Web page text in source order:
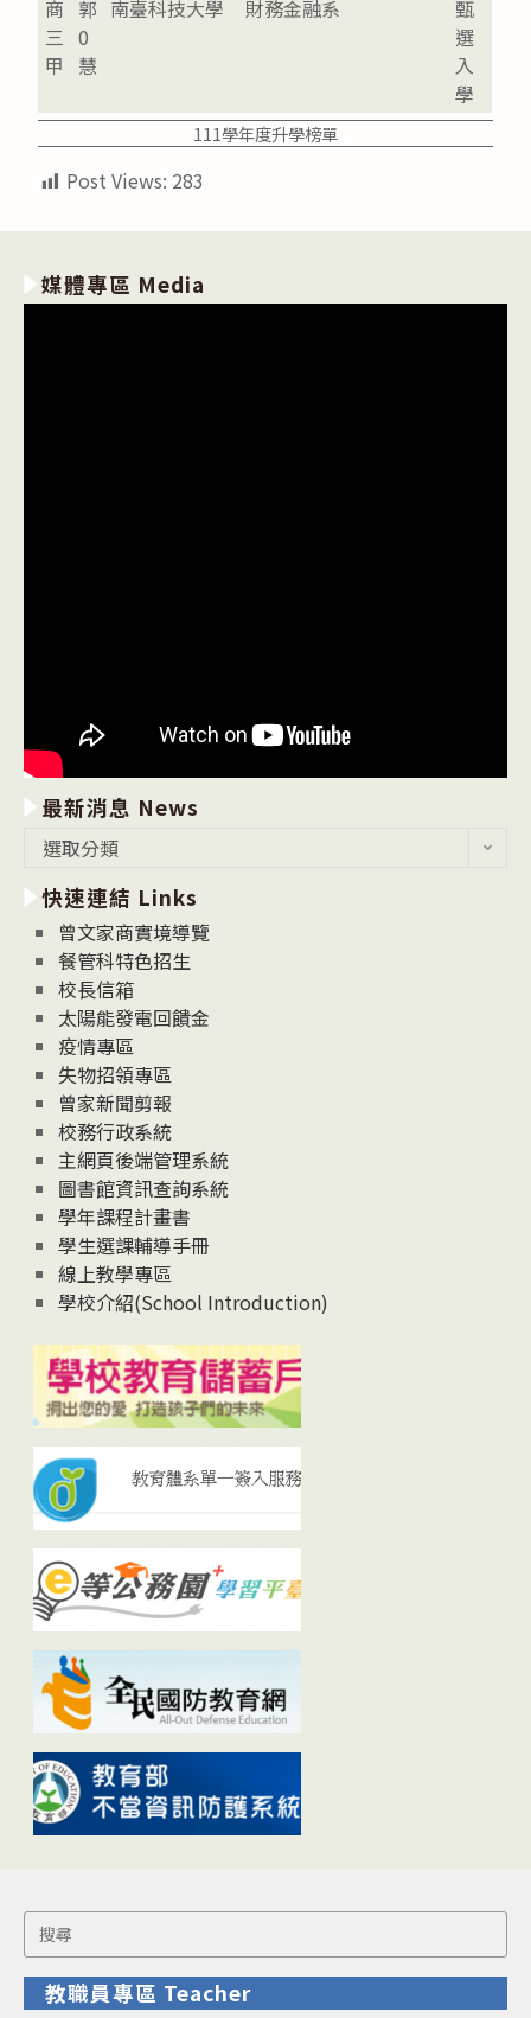
商
三
甲
郭
0
慧
南臺科技大學 財務金融系
甄
選
入
學
111學年度升學榜單
Post Views: 283
媒體專區 Media
最新消息 News
消
息
News
選取分類
快速連結 Links
曾文家商實境導覽
餐管科特色招生
校長信箱
太陽能發電回饋金
疫情專區
失物招領專區
曾家新聞剪報
校務行政系統
主網頁後端管理系統
圖書館資訊查詢系統
學年課程計畫書
學生選課輔導手冊
線上教學專區
學校介紹(School Introduction)
Search
for:
教職員專區 Teacher